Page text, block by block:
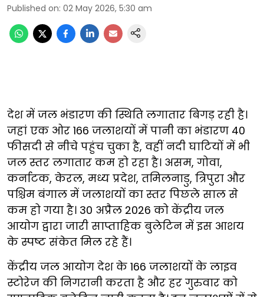
Published on: 02 May 2026, 5:30 am
देश में जल भंडारण की स्थिति लगातार बिगड़ रही है।
जहां एक ओर 166 जलाशयों में पानी का भंडारण 40
फीसदी से नीचे पहुंच चुका है, वहीं नदी घाटियों में भी
जल स्तर लगातार कम हो रहा है। असम, गोवा,
कर्नाटक, केरल, मध्य प्रदेश, तमिलनाडु, त्रिपुरा और
पश्चिम बंगाल में जलाशयों का स्तर पिछले साल से
कम हो गया है। 30 अप्रैल 2026 को केंद्रीय जल
आयोग द्वारा जारी साप्ताहिक बुलेटिन में इस आशय
के स्पष्ट संकेत मिल रहे हैं।
केंद्रीय जल आयोग देश के 166 जलाशयों के लाइव
स्टोरेज की निगरानी करता है और हर गुरुवार को